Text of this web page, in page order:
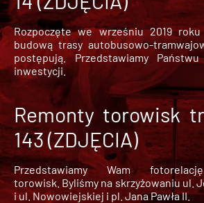
Rozpoczęte we wrześniu 2019
budową trasy autobusowo-
postępują. Przedstawiamy
inwestycji.
Remonty torowisk
143 (ZDJĘCIA)
Przedstawiamy Wam
torowisk. Byliśmy na skrzyżowaniu ul.
i ul. Nowowiejskiej i pl. Jana Pawła II.